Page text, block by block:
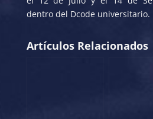
dentro del Dcode universitario.
Artículos Relacionados